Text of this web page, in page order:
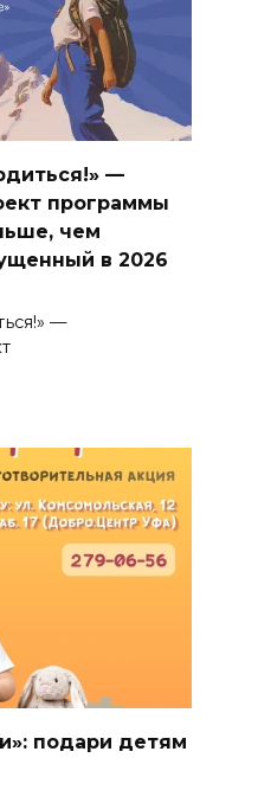
—
программы
чем
в 2026
—
подари детям